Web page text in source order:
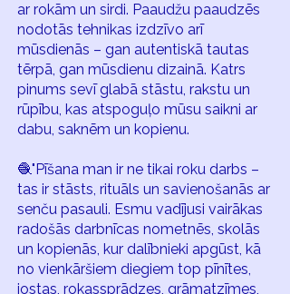
ar rokām un sirdi. Paaudžu paaudzēs
nodotās tehnikas izdzīvo arī
mūsdienās – gan autentiskā tautas
tērpā, gan mūsdienu dizainā. Katrs
pinums sevī glabā stāstu, rakstu un
rūpību, kas atspoguļo mūsu saikni ar
dabu, saknēm un kopienu.
🧶"Pīšana man ir ne tikai roku darbs –
tas ir stāsts, rituāls un savienošanās ar
senču pasauli. Esmu vadījusi vairākas
radošās darbnīcas nometnēs, skolās
un kopienās, kur dalībnieki apgūst, kā
no vienkāršiem diegiem top pīnītes,
jostas, rokassprādzes, grāmatzīmes,